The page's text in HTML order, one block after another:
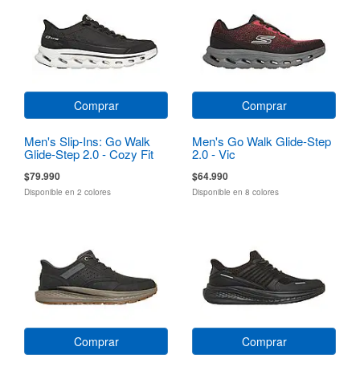
Comprar
Men's Slip-Ins: Go Walk
Glide-Step 2.0 - Cozy Fit
$79.990
Disponible en 2 colores
Comprar
Men's Go Walk Glide-Step
2.0 - Vic
$64.990
Disponible en 8 colores
Comprar Comprar